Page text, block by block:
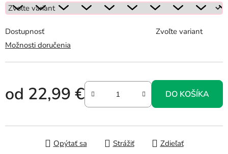
Dostupnosť
Zvoľte variant
Možnosti doručenia
od 22,99 € DO KOŠÍKA
Opýtať sa Strážiť Zdieľať